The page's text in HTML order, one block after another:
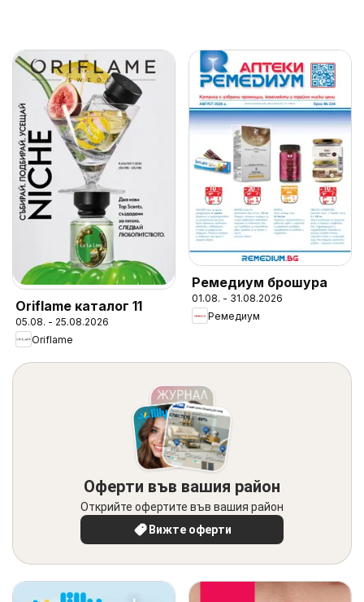
Oriflame каталог 11
05.08. - 25.08.2026
Oriflame
Ремедиум брошура
01.08. - 31.08.2026
Ремедиум
Оферти във вашия район
Открийте офертите във вашия район
Вижте оферти